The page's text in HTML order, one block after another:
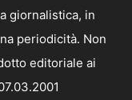
giornalistica, in
periodicità. Non
editoriale ai